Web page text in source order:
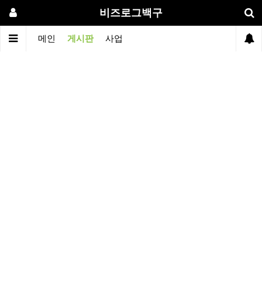
비즈로그백구
메인 게시판 사업